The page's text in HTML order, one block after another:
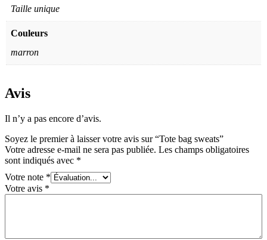
Taille unique
Couleurs
marron
Avis
Il n’y a pas encore d’avis.
Soyez le premier à laisser votre avis sur “Tote bag sweats”
Votre adresse e-mail ne sera pas publiée. Les champs obligatoires
sont indiqués avec *
Votre note *
Votre avis *